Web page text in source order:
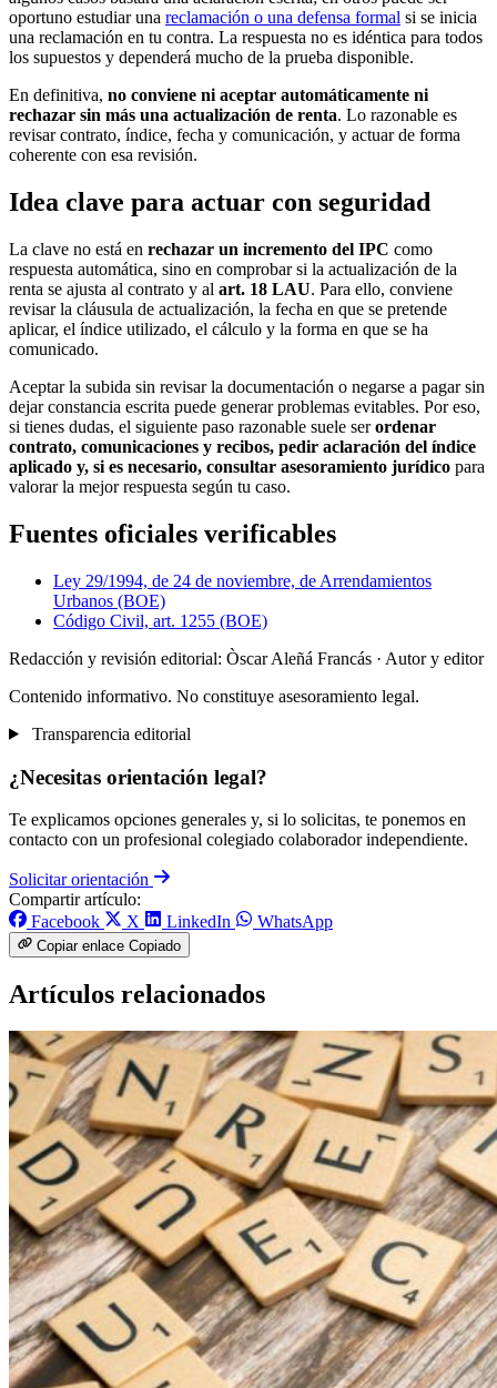
oportuno estudiar una reclamación o una defensa formal si se inicia
una reclamación en tu contra. La respuesta no es idéntica para todos
los supuestos y dependerá mucho de la prueba disponible.
En definitiva, no conviene ni aceptar automáticamente ni
rechazar sin más una actualización de renta. Lo razonable es
revisar contrato, índice, fecha y comunicación, y actuar de forma
coherente con esa revisión.
Idea clave para actuar con seguridad
La clave no está en rechazar un incremento del IPC como
respuesta automática, sino en comprobar si la actualización de la
renta se ajusta al contrato y al art. 18 LAU. Para ello, conviene
revisar la cláusula de actualización, la fecha en que se pretende
aplicar, el índice utilizado, el cálculo y la forma en que se ha
comunicado.
Aceptar la subida sin revisar la documentación o negarse a pagar sin
dejar constancia escrita puede generar problemas evitables. Por eso,
si tienes dudas, el siguiente paso razonable suele serordenar
contrato, comunicaciones y recibos, pedir aclaración del índice
aplicado y, si es necesario, consultar asesoramiento jurídico para
valorar la mejor respuesta según tu caso.
Fuentes oficiales verificables
Ley 29/1994, de 24 de noviembre, de Arrendamientos
Urbanos (BOE)
Código Civil, art. 1255 (BOE)
Redacción y revisión editorial: Òscar Aleñá Francás · Autor y editor
Contenido informativo. No constituye asesoramiento legal.
Transparencia editorial
¿Necesitas orientación legal?
Te explicamos opciones generales y, si lo solicitas, te ponemos en
contacto con un profesional colegiado colaborador independiente.
Solicitar orientación
Compartir artículo:
Facebook
X LinkedIn WhatsApp
Copiar enlace Copiado
Artículos relacionados